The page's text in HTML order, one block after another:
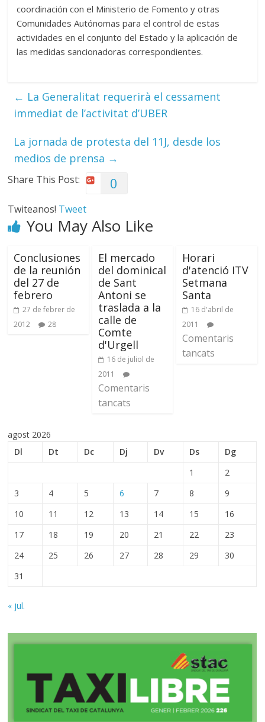
coordinación con el Ministerio de Fomento y otras
Comunidades Autónomas para el control de estas
actividades en el conjunto del Estado y la aplicación de
las medidas sancionadoras correspondientes.
← La Generalitat requerirà el cessament
immediat de l’activitat d’UBER
La jornada de protesta del 11J, desde los
medios de prensa →
Share This Post: 0
Twiteanos! Tweet
You May Also Like
Conclusiones
de la reunión
del 27 de
febrero
27 de febrer de
2012
28
El mercado
del dominical
de Sant
Antoni se
traslada a la
calle de
Comte
d'Urgell
16 de juliol de
2011
Comentaris
tancats
Horari
d'atenció ITV
Setmana
Santa
16 d'abril de
2011
Comentaris
tancats
agost 2026
Dl
Dt Dc Dj Dv Ds
Dg
1
2
3
4 5 6 7 8
9
10
11 12 13 14 15
16
17
18 19 20 21 22
23
24
25 26 27 28 29
30
31
« jul.